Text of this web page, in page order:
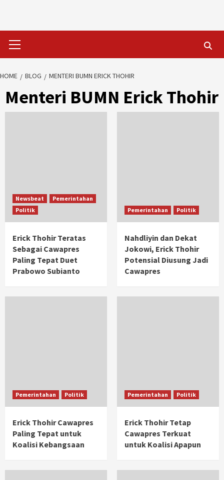
Menu
HOME BLOG MENTERI BUMN ERICK THOHIR
Menteri BUMN Erick Thohir
Newsbeat
Pemerintahan
Politik
Erick Thohir Teratas
Sebagai Cawapres
Paling Tepat Duet
Prabowo Subianto
Pemerintahan Politik
Nahdliyin dan Dekat
Jokowi, Erick Thohir
Potensial Diusung Jadi
Cawapres
Pemerintahan Politik
Erick Thohir Cawapres
Paling Tepat untuk
Koalisi Kebangsaan
Pemerintahan Politik
Erick Thohir Tetap
Cawapres Terkuat
untuk Koalisi Apapun